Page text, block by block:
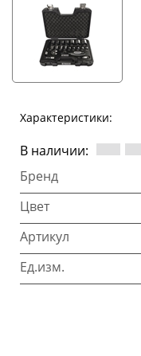
Характеристики:
В наличии:
Бренд
Цвет
Артикул
Ед.изм.